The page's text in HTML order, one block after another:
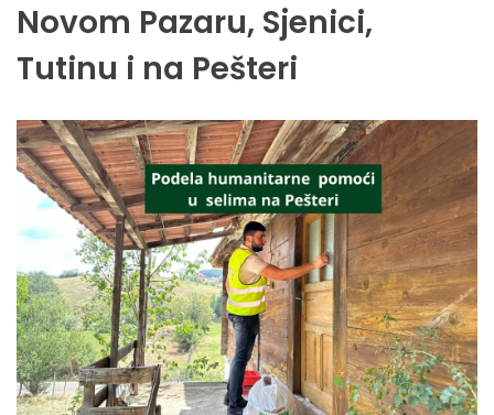
Novom Pazaru, Sjenici,
Tutinu i na Pešteri